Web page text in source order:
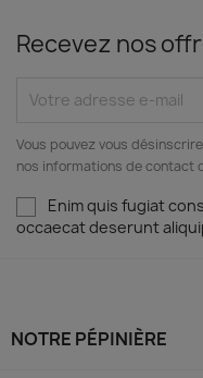
Recevez nos
Vous pouvez vous
nos informations de contact
Enim quis fugiat
occaecat deserunt
NOTRE PÉPINIÈRE